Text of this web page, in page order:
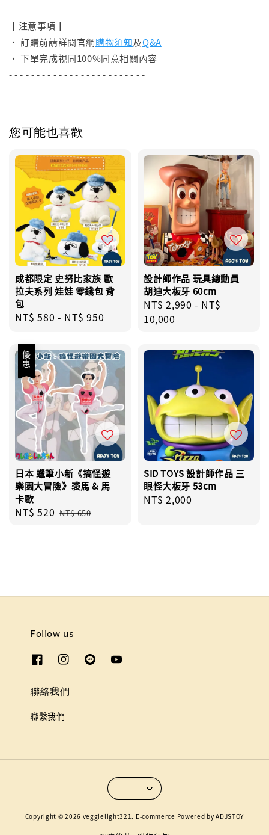
┃注意事項┃
• 訂購前請詳閱官網購物須知及Q&A
• 下單完成視同100%同意相關內容
- - - - - - - - - - - - - - - - - - - - - - - - -
您可能也喜歡
成都限定 史努比家族 歐
拉夫系列 娃娃 零錢包 背
包
Regular
NT$ 580 - NT$ 950
設計師作品 玩具總動員
胡迪大板牙 60cm
Regular
price
NT$ 2,990 - NT$
10,000
優惠
日本 蠟筆小新《搞怪遊
樂園大冒險》裘馬 & 馬
卡歐
Sale
NT$ 520 Regular
NT$ 650
SID TOYS 設計師作品 三
眼怪大板牙 53cm
Regular
NT$ 2,000
Follow us
聯絡我們
聯繫我們
Copyright © 2026 veggielight321. E-commerce Powered by ADJSTOY